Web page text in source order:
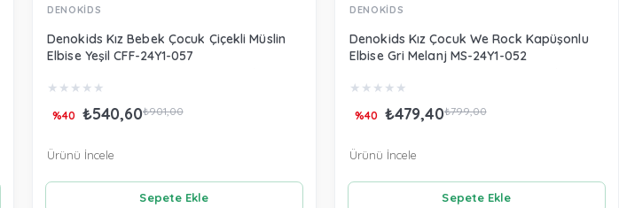
DENOKİDS
Denokids Kız Bebek Çocuk Çiçekli Müslin
Elbise Yeşil CFF-24Y1-057
★ ★ ★ ★ ★
₺540,60₺901,00
%40
Sepete Ekle
Ürünü İncele
DENOKİDS
Denokids Kız Çocuk We Rock Kapüşonlu
Elbise Gri Melanj MS-24Y1-052
★ ★ ★ ★ ★
₺479,40₺799,00
%40
Sepete Ekle
Ürünü İncele